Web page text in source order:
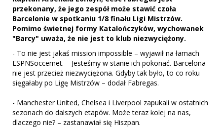
przekonany, że jego zespół może stawić czoła
Barcelonie w spotkaniu 1/8 finału Ligi Mistrzów.
Pomimo świetnej formy Katalończyków, wychowanek
"Barcy" uważa, że nie jest to klub niezwyciężony.
- To nie jest jakaś mission impossible – wyjawił na łamach
ESPNSoccernet. – Jesteśmy w stanie ich pokonać. Barcelona
nie jest przecież niezwyciężona. Gdyby tak było, to co roku
sięgałaby po Ligę Mistrzów – dodał Fabregas.
- Manchester United, Chelsea i Liverpool zapukali w ostatnich
sezonach do dalszych etapów. Może teraz kolej na nas,
dlaczego nie? – zastanawiał się Hiszpan.